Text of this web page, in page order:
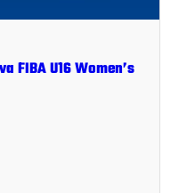
FIBA U16 Women’s